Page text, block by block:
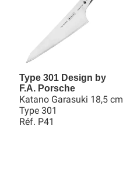
Type 301 Design by
F.A. Porsche
Katano Garasuki 18,5 cm
Type 301
Réf. P41